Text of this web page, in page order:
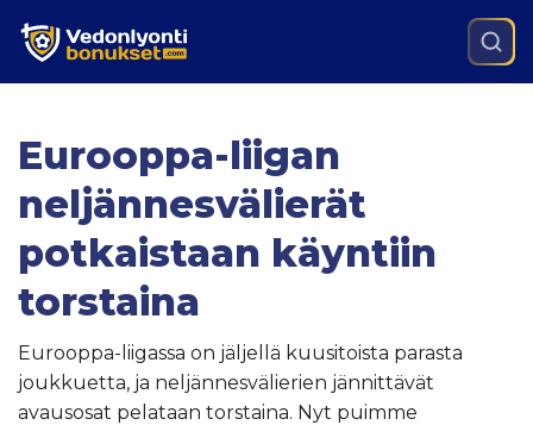
Eurooppa-liigan
neljännesvälierät
potkaistaan käyntiin
torstaina
Eurooppa-liigassa on jäljellä kuusitoista parasta
joukkuetta, ja neljännesvälierien jännittävät
avausosat pelataan torstaina. Nyt puimme